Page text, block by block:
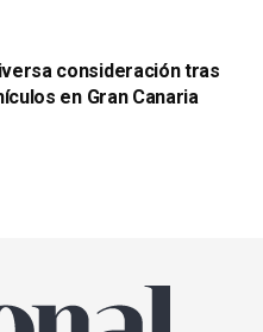
consideración tras
en Gran Canaria